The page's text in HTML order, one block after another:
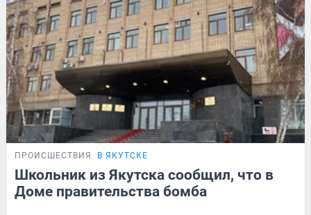
ПРОИСШЕСТВИЯ В ЯКУТСКЕ
Школьник из Якутска сообщил, что в
Доме правительства бомба